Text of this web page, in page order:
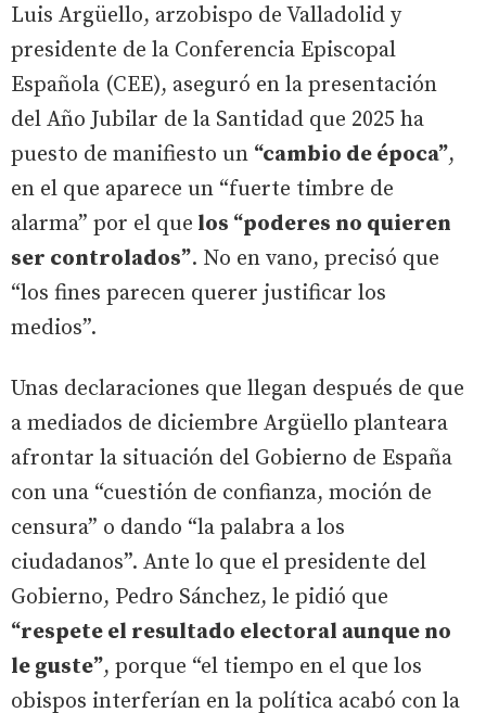
Luis Argüello, arzobispo de Valladolid y
presidente de la Conferencia Episcopal
Española (CEE), aseguró en la presentación
del Año Jubilar de la Santidad que 2025 ha
puesto de manifiesto un “cambio de época”,
en el que aparece un “fuerte timbre de
alarma” por el que los “poderes no quieren
ser controlados”. No en vano, precisó que
“los fines parecen querer justificar los
medios”.
Unas declaraciones que llegan después de que
a mediados de diciembre Argüello planteara
afrontar la situación del Gobierno de España
con una “cuestión de confianza, moción de
censura” o dando “la palabra a los
ciudadanos”. Ante lo que el presidente del
Gobierno, Pedro Sánchez, le pidió que
“respete el resultado electoral aunque no
le guste”, porque “el tiempo en el que los
obispos interferían en la política acabó con la